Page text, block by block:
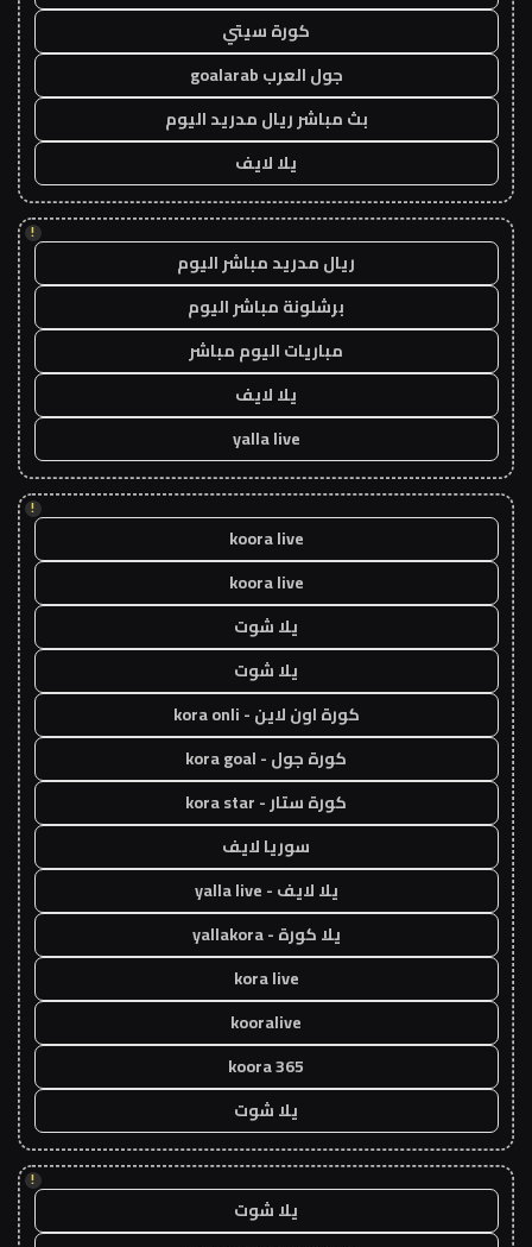
كورة سيتي
جول العرب goalarab
بث مباشر ريال مدريد اليوم
يلا لايف
!
ريال مدريد مباشر اليوم
برشلونة مباشر اليوم
مباريات اليوم مباشر
يلا لايف
yalla live
!
koora live
koora live
يلا شوت
يلا شوت
كورة اون لاين - kora onli
كورة جول - kora goal
كورة ستار - kora star
سوريا لايف
يلا لايف - yalla live
يلا كورة - yallakora
kora live
kooralive
koora 365
يلا شوت
!
يلا شوت